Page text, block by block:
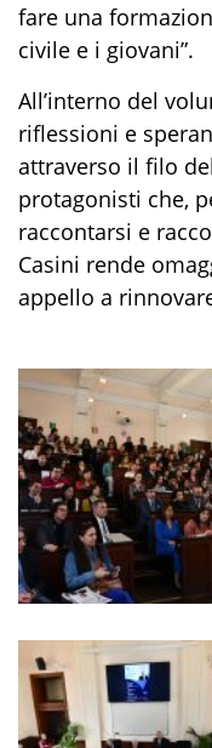
fare una
civile e i giovani”.
All’interno del
riflessioni e
attraverso il filo
protagonisti che,
raccontarsi e
Casini rende
appello a